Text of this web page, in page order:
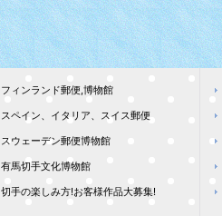
フィンランド郵便,博物館
スペイン、イタリア、スイス郵便
スウェーデン郵便博物館
有馬切手文化博物館
切手の楽しみ方!お客様作品大募集!